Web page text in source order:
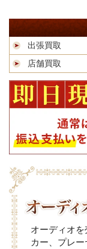
出張買取
店舗買取
オーディオ
カー、プレ